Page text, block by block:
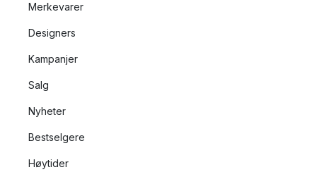
Merkevarer
Designers
Kampanjer
Salg
Nyheter
Bestselgere
Høytider